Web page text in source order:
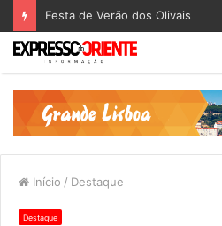
Corrida de Ano Novo de Santa
Início / Destaque
Destaque